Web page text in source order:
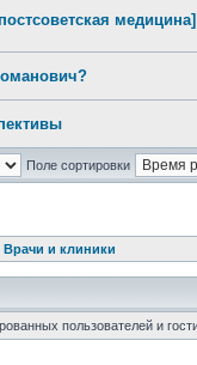
медицина]
Поле сортировки
Врачи и клиники
пользователей и